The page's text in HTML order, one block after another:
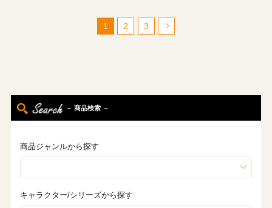
1 2 3
－ 商品検索 －
商品ジャンルから探す
キャラクター/シリーズから探す